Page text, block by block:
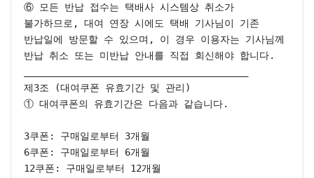
⑥ 모든 반납 접수는 택배사 시스템상 취소가
불가하므로, 대여 연장 시에도 택배 기사님이 기존
반납일에 방문할 수 있으며, 이 경우 이용자는 기사님께
반납 취소 또는 미반납 안내를 직접 회신해야 합니다.
제3조 (대여쿠폰 유효기간 및 관리)
① 대여쿠폰의 유효기간은 다음과 같습니다.
3쿠폰: 구매일로부터 3개월
6쿠폰: 구매일로부터 6개월
12쿠폰: 구매일로부터 12개월